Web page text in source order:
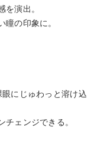
演出。
の印象に。
にじゅわっと溶け込
ェンジできる。